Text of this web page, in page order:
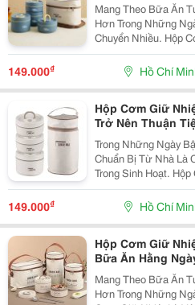
Mang Theo Bữa Ăn
Hơn Trong Những
Chuyển Nhiều. Hộp
Lợi, Giúp Sắp Xếp
Với Nhiều Lịch Trình Trong Ngày.
149.000₫ Hồ Chí
Hộp Cơm Giữ
Trở Nên Thuận
Trong Những Ngày
Chuẩn Bị Từ Nhà Là
Trong Sinh Hoạt.
Nhiều Món Ăn Gọn
Trường, Văn Phòng
Chuyến Đi....
149.000₫ Hồ Chí
Hộp Cơm Giữ
Bữa Ăn Hằng
Mang Theo Bữa Ăn
Hơn Trong Những